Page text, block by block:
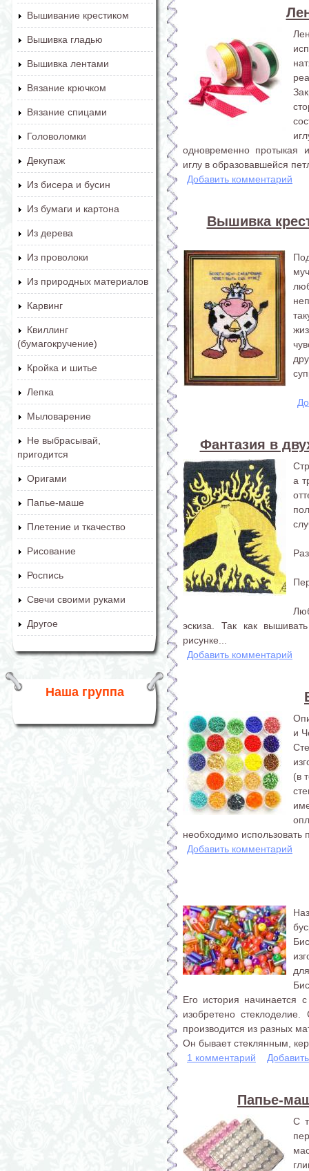
Вышивание крестиком
Вышивка гладью
Вышивка лентами
Вязание крючком
Вязание спицами
Головоломки
Декупаж
Из бисера и бусин
Из бумаги и картона
Из дерева
Из проволоки
Из природных материалов
Карвинг
Квиллинг
(бумагокручение)
Кройка и шитье
Лепка
Мыловарение
Не выбрасывай,
пригодится
Оригами
Папье-маше
Плетение и ткачество
Рисование
Роспись
Свечи своими руками
Другое
Наша группа
одновременно протыкая
иглу в образовавшейся
Добавить комментарий
Вышивка
Фантазия в
а
эскиза. Так как
рисунке...
Добавить комментарий
и
(в
необходимо использовать
Добавить комментарий
Его история начинается
изобретено
производится из разных
Он бывает стеклянным,
1 комментарий
Папье-
С